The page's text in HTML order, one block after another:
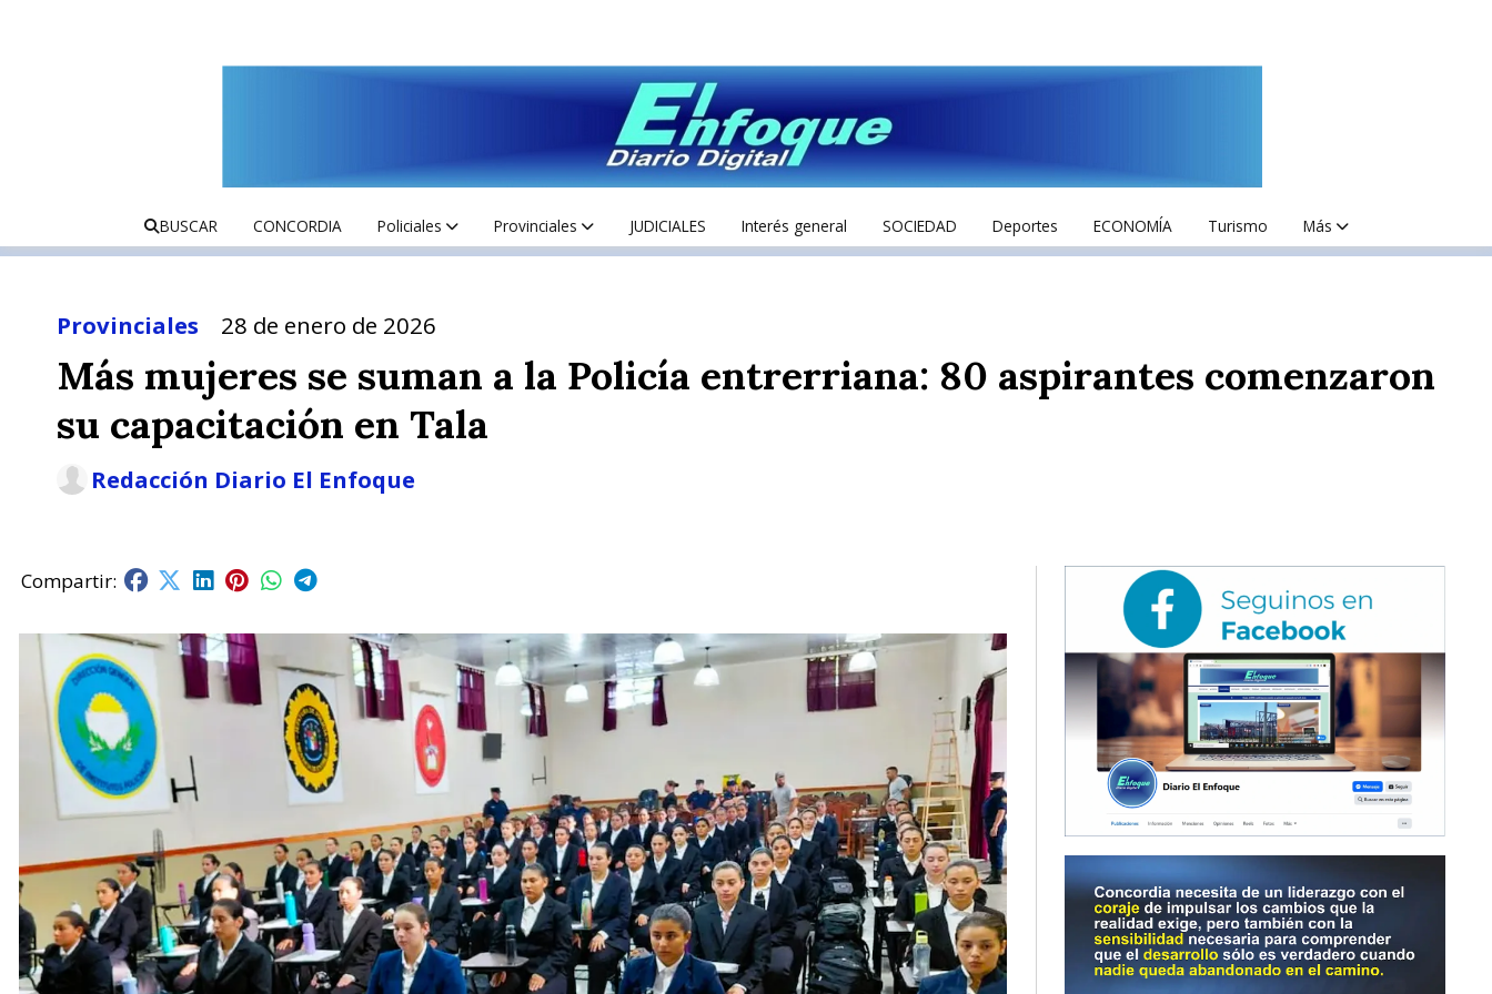
BUSCAR CONCORDIA Policiales Provinciales JUDICIALES Interés general SOCIEDAD Deportes ECONOMÍA Turismo Más
Más mujeres se suman a la Policía entrerriana: 80 aspirantes comenzaron
su capacitación en Tala
Provinciales 28 de enero de 2026
Redacción Diario El Enfoque